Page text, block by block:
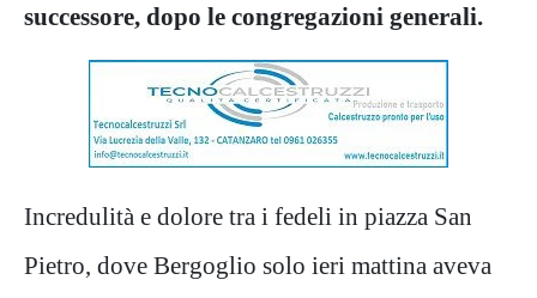
successore, dopo le congregazioni generali.
Incredulità e dolore tra i fedeli in piazza San
Pietro, dove Bergoglio solo ieri mattina aveva